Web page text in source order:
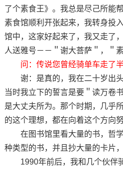
了个素食王》。我总是尽己所能
素食馆顺利开张起来，我转身投
馆中，这家好起来了，我又走了
人送雅号－－＂谢大菩萨＂，＂素
问：传说您曾经骑单车走了
谢：是真的，我在二十岁出
当时我立下的誓言是要＂读万卷
是大丈夫所为。那个时期，几乎
的这个理想，都在向着这个方向努
在图书馆里看大量的书，哲
种类型的书，并且抄大量的卡片
1990年前后，我和几个伙伴